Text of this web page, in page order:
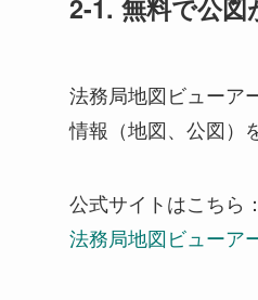
2-1. 無料で公図
法務局地図ビューア
情報（地図、公図）
公式サイトはこちら：
法務局地図ビューア